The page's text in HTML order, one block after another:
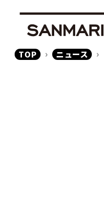
TOP ニュース